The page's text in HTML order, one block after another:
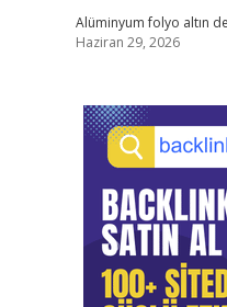
Alüminyum folyo altın
Haziran 29, 2026